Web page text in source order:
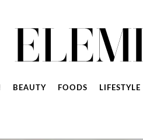
BEAUTY FOODS LIFESTYLE